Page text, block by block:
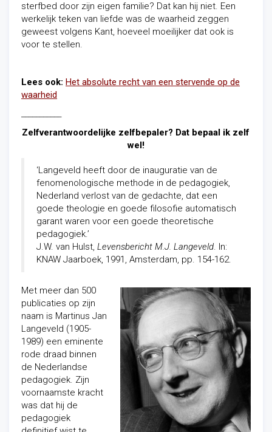
sterfbed door zijn eigen familie? Dat kan hij niet. Een
werkelijk teken van liefde was de waarheid zeggen
geweest volgens Kant, hoeveel moeilijker dat ook is
voor te stellen.
Lees ook: Het absolute recht van een stervende op de
waarheid
Zelfverantwoordelijke zelfbepaler? Dat bepaal ik zelf
wel!
‘Langeveld heeft door de inauguratie van de
fenomenologische methode in de pedagogiek,
Nederland verlost van de gedachte, dat een
goede theologie en goede filosofie automatisch
garant waren voor een goede theoretische
pedagogiek.’
J.W. van Hulst, Levensbericht M.J. Langeveld. In:
KNAW Jaarboek, 1991, Amsterdam, pp. 154-162.
Met meer dan 500
publicaties op zijn
naam is Martinus Jan
Langeveld (1905-
1989) een eminente
rode draad binnen
de Nederlandse
pedagogiek. Zijn
voornaamste kracht
was dat hij de
pedagogiek